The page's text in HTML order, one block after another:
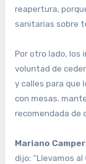
reapertura,
sanitarias sobre
Por otro lado, los
voluntad de
y calles para que
con mesas,
recomendada de
Mariano
dijo: “Llevamos